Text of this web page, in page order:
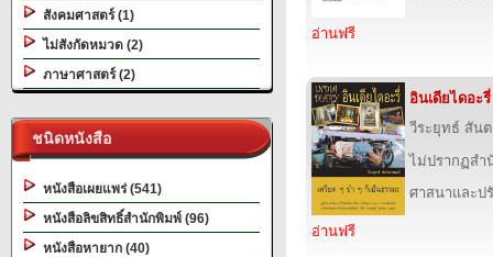
สังคมศาสตร์ (1)
ไม่สังกัดหมวด (2)
ภาษาศาสตร์ (2)
ชนิดหนังสือ
หนังสือเผยแพร่ (541)
หนังสือลิขสิทธิ์สำนักพิมพ์ (96)
หนังสือหายาก (40)
อ่านฟรี
อินเดียไดอะรี่
วีระยุทธ์ สัน
ไม่ปรากฏส
ศาสนาและป
อ่านฟรี